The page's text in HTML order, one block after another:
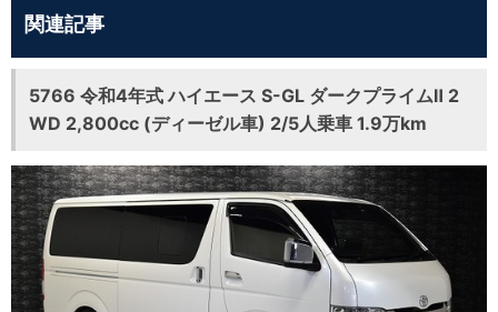
関連記事
5766 令和4年式 ハイエース S-GL ダークプライムⅡ 2
WD 2,800cc (ディーゼル車) 2/5人乗車 1.9万km